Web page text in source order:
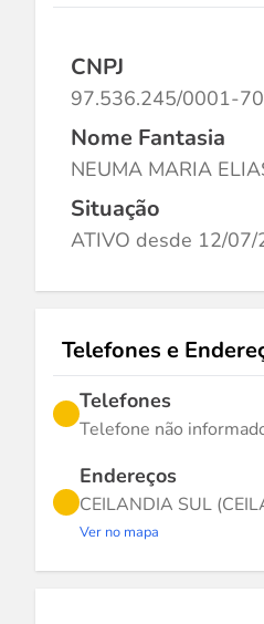
CNPJ
97.536.245/0001-70
Nome Fantasia
NEUMA MARIA
Situação
ATIVO desde 12/
Telefones e
Telefones
Telefone não
Endereços
CEILANDIA SUL
Ver no mapa